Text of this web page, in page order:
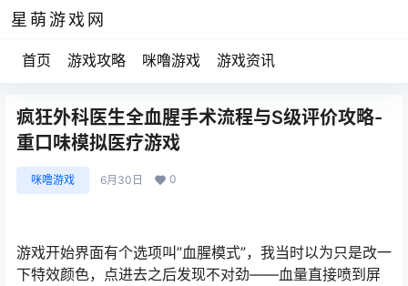
星萌游戏网
首页 游戏攻略 咪噜游戏 游戏资讯
疯狂外科医生全血腥手术流程与S级评价攻略-
重口味模拟医疗游戏
咪噜游戏 6月30日 0
游戏开始界面有个选项叫”血腥模式”，我当时以为只是改一
下特效颜色，点进去之后发现不对劲——血量直接喷到屏